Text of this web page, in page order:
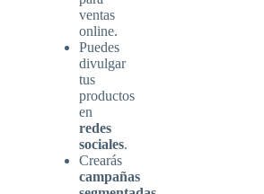
ventas
online.
Puedes
divulgar
tus
productos
en
redes
sociales.
Crearás
campañas